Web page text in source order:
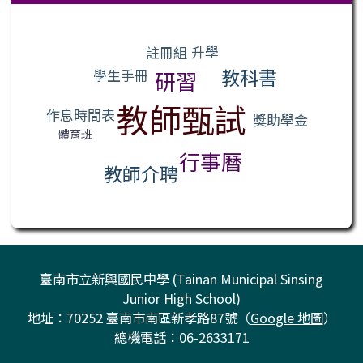
註冊組 升學
學生手冊 研習 教科書
作息時間表教師甄試
體育班
獎助學金
教師介聘行事曆
臺南市立新興國民中學 (Tainan Municipal Sinsing
Junior High School)
地址：70252 臺南市南區新孝路87號（Google 地圖）
總機電話：06-2633171